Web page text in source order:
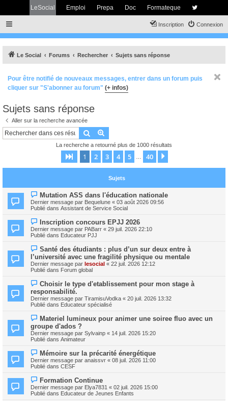
LeSocial Emploi Prepa Doc Formateque
Connexion
Inscription
Le Social Forums Rechercher Sujets sans réponse
Pour être notifié de nouveaux messages, entrer dans un forum puis
cliquer sur "S'abonner au forum" (+ infos)
Sujets sans réponse
Aller sur la recherche avancée
Rechercher
La recherche a retourné plus de 1000 résultats
Page 1sur40
1 2 3 4 5 40
Sujets
N
o
u
v
a
u
m
s
s
a
g
e
Mutation ASS dans l'éducation nationale
Dernier message par Bequelune « 03 août 2026 09:56
Publié dans Assistant de Service Social
N
o
u
v
a
u
m
e
s
a
g
e
Inscription concours EPJJ 2026
Dernier message par PABarr « 29 juil. 2026 22:10
Publié dans Educateur PJJ
N
o
u
v
e
u
m
e
s
s
a
g
e
Santé des étudiants : plus d’un sur deux entre à
l’université avec une fragilité physique ou mentale
Dernier message par lesocial « 22 juil. 2026 12:12
Publié dans Forum global
N
o
u
v
e
u
m
e
s
s
a
g
e
Choisir le type d'etablissement pour mon stage à
responsabilité.
Dernier message par TiramisuVodka « 20 juil. 2026 13:32
Publié dans Educateur spécialisé
N
o
u
v
e
u
m
e
s
a
g
e
Materiel lumineux pour animer une soiree fluo avec un
groupe d'ados ?
Dernier message par Sylvainp « 14 juil. 2026 15:20
Publié dans Animateur
N
o
u
v
a
u
m
Mémoire sur la précarité énergétique
Dernier message par anaissvr « 08 juil. 2026 11:00
Publié dans CESF
N
o
u
v
Formation Continue
Dernier message par Elya7831 « 02 juil. 2026 15:00
Publié dans Educateur de Jeunes Enfants